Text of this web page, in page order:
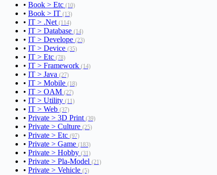
• Book > Etc (10)
• Book > IT (13)
• IT > .Net (114)
• IT > Database (14)
• IT > Develope (23)
• IT > Device (35)
• IT > Etc (78)
• IT > Framework (14)
• IT > Java (27)
• IT > Mobile (18)
• IT > OAM (27)
• IT > Utility (11)
• IT > Web (37)
• Private > 3D Print (39)
• Private > Culture (25)
• Private > Etc (97)
• Private > Game (183)
• Private > Hobby (31)
• Private > Pla-Model (21)
• Private > Vehicle (5)